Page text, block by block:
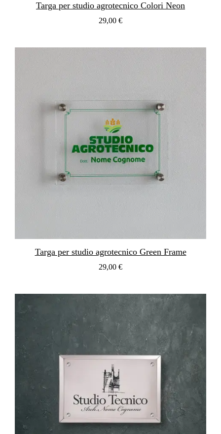
Targa per studio agrotecnico Colori Neon
29,00 €
Targa per studio agrotecnico Green Frame
29,00 €